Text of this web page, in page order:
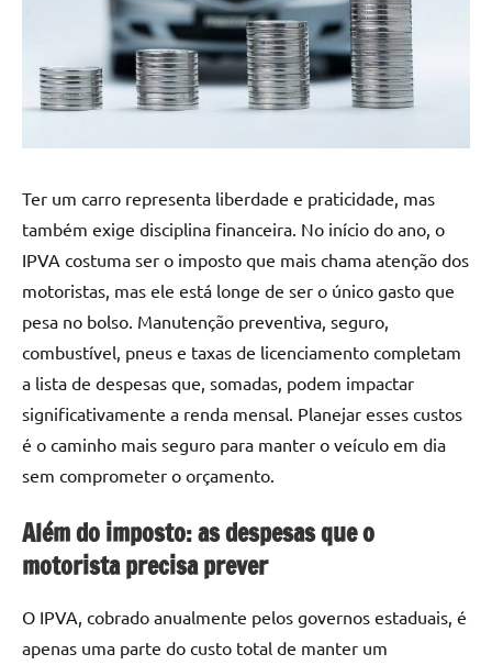
Ter um carro representa liberdade e praticidade, mas
também exige disciplina financeira. No início do ano, o
IPVA costuma ser o imposto que mais chama atenção dos
motoristas, mas ele está longe de ser o único gasto que
pesa no bolso. Manutenção preventiva, seguro,
combustível, pneus e taxas de licenciamento completam
a lista de despesas que, somadas, podem impactar
significativamente a renda mensal. Planejar esses custos
é o caminho mais seguro para manter o veículo em dia
sem comprometer o orçamento.
Além do imposto: as despesas que o
motorista precisa prever
O IPVA, cobrado anualmente pelos governos estaduais, é
apenas uma parte do custo total de manter um